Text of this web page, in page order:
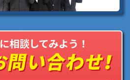
相談してみよう！